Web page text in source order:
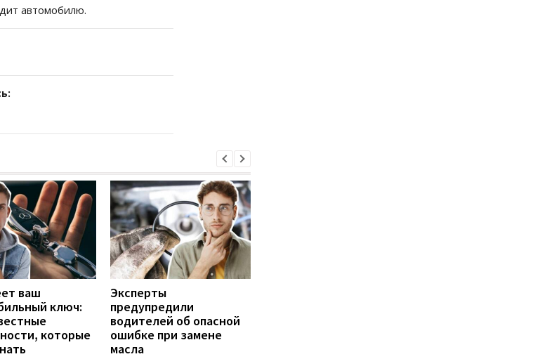
автомобилю.
ваш
ключ:
которые
Эксперты
предупредили
водителей об опасной
ошибке при замене
масла